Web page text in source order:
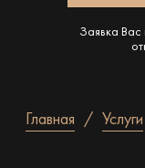
Заявка Вас
Главная Услуги